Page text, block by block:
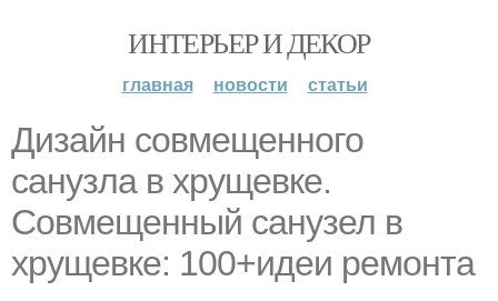
ИНТЕРЬЕР И ДЕКОР
главная новости статьи
Дизайн совмещенного
санузла в хрущевке.
Совмещенный санузел в
хрущевке: 100+идеи ремонта